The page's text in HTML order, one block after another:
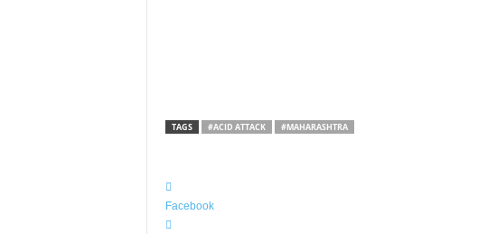
TAGS #ACID ATTACK #MAHARASHTRA
Facebook